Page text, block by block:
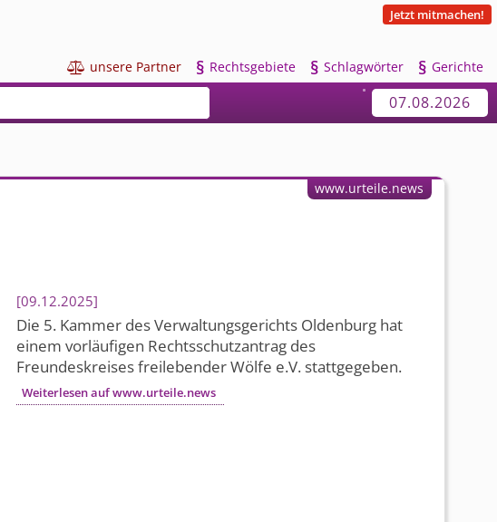
Jetzt mitmachen!
 unsere Partner § Rechtsgebiete § Schlagwörter § Gerichte
07.08.2026
09.12.2025
Die 5. Kammer des Verwaltungsgerichts Oldenburg hat
einem vorläufigen Rechtsschutzantrag des
Freundeskreises freilebender Wölfe e.V. stattgegeben.
Weiterlesen auf www.urteile.news
www.urteile.news